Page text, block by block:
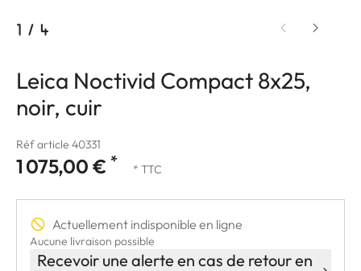
1 / 4
Leica Noctivid Compact 8x25,
noir, cuir
Réf article 40331
1 075,00 € * * TTC
Actuellement indisponible en ligne
Aucune livraison possible
Recevoir une alerte en cas de retour en